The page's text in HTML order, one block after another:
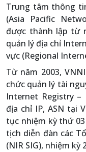
Trung tâm thông
(Asia Pacific
được thành lập từ
quản lý địa chỉ
vực (Regional
Từ năm 2003,
chức quản lý tài
Internet Registry –
địa chỉ IP, ASN tại
tục nhiệm kỳ thứ
tịch diễn đàn các
(NIR SIG), nhiệm kỳ